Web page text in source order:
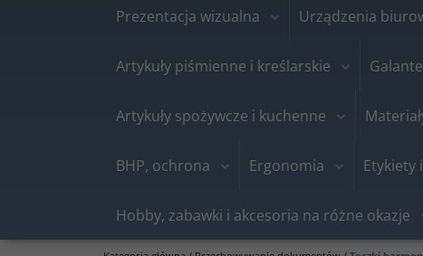
Prezentacja wizualna Urządzenia
Artykuły piśmienne i kreślarskie
Artykuły spożywcze i kuchenne
BHP, ochrona Ergonomia Etykiety
Hobby, zabawki i akcesoria na różne okazje